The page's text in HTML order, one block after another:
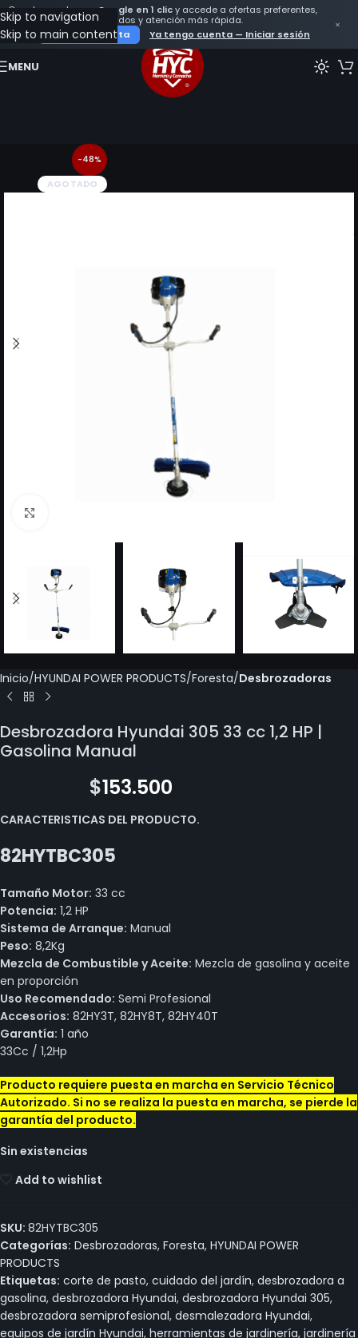
Crea tu cuenta con Google en 1 clicy accede a ofertas preferentes,
seguimiento de tus pedidos y atención más rápida.
Crear mi cuenta
Ya tengo cuenta — Iniciar sesión
×
Skip to navigation
Skip to main content
MENU
-48%
AGOTADO
Inicio HYUNDAI POWER PRODUCTS Foresta Desbrozadoras
Desbrozadora Hyundai 305 33 cc 1,2 HP |
Gasolina Manual
$153.500
CARACTERISTICAS DEL PRODUCTO.
82HYTBC305
Tamaño Motor: 33 cc
Potencia: 1,2 HP
Sistema de Arranque: Manual
Peso: 8,2Kg
Mezcla de Combustible y Aceite: Mezcla de gasolina y aceite
en proporción
Uso Recomendado: Semi Profesional
Accesorios: 82HY3T, 82HY8T, 82HY40T
Garantía: 1 año
33Cc / 1,2Hp
Producto requiere puesta en marcha en Servicio Técnico
Autorizado. Si no se realiza la puesta en marcha, se pierde la
garantía del producto.
Sin existencias
Add to wishlist
SKU: 82HYTBC305
Categorías: Desbrozadoras, Foresta, HYUNDAI POWER
PRODUCTS
Etiquetas: corte de pasto, cuidado del jardín, desbrozadora a
gasolina, desbrozadora Hyundai, desbrozadora Hyundai 305,
desbrozadora semiprofesional, desmalezadora Hyundai,
equipos de jardín Hyundai, herramientas de jardinería, jardinería